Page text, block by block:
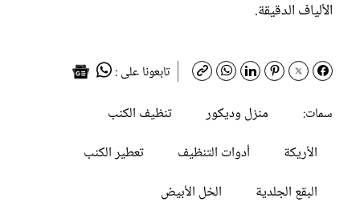
الألياف الدقيقة.
تابعونا على :
سمات:
منزل وديكور
تنظيف الكنب
الأريكة
أدوات التنظيف
تعطير الكنب
البقع الجلدية
الخل الأبيض